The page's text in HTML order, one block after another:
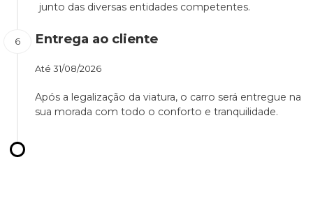
junto das diversas entidades competentes.
Entrega ao cliente
Até 31/08/2026
Após a legalização da viatura, o carro será entregue na
sua morada com todo o conforto e tranquilidade.